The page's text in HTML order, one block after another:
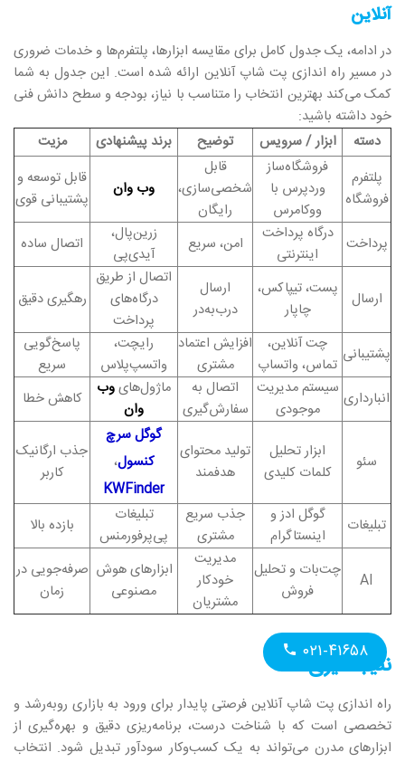
آنلاین
در ادامه، یک جدول کامل برای مقایسه ابزارها، پلتفرم‌ها و خدمات ضروری
در مسیر راه‌ اندازی پت شاپ آنلاین ارائه شده است. این جدول به شما
کمک می‌کند بهترین انتخاب را متناسب با نیاز، بودجه و سطح دانش فنی
خود داشته باشید:
دسته
ابزار / سرویس توضیح برند پیشنهادی
مزیت
پلتفرم
فروشگاه
فروشگاه‌ساز
وردپرس با
ووکامرس
قابل
شخصی‌سازی،
رایگان
وب وان
قابل توسعه و
پشتیبانی قوی
پرداخت
درگاه پرداخت
اینترنتی
امن، سریع
زرین‌پال،
آیدی‌پی
اتصال ساده
ارسال
پست، تیپاکس،
چاپار
ارسال
درب‌به‌در
اتصال از طریق
درگاه‌های
پرداخت
رهگیری دقیق
پشتیبانی
چت آنلاین،
تماس، واتساپ
افزایش اعتماد
مشتری
رایچت،
واتسپ‌پلاس
پاسخ‌گویی
سریع
انبارداری سیستم مدیریت
موجودی
اتصال به
سفارش‌گیری
ماژول‌هایوب
وان
کاهش خطا
سئو
ابزار تحلیل
کلمات کلیدی
تولید محتوای
هدفمند
گوگل سرچ
کنسول،
KWFinder
جذب ارگانیک
کاربر
تبلیغات
گوگل ادز و
اینستاگرام
جذب سریع
مشتری
تبلیغات
پی‌پرفورمنس
بازده بالا
AI
چت‌بات و تحلیل
فروش
مدیریت
خودکار
مشتریان
ابزارهای هوش
مصنوعی
صرفه‌جویی در
زمان
نتیجه‌گیری
راه‌ اندازی پت شاپ آنلاین فرصتی پایدار برای ورود به بازاری رو‌به‌رشد و
تخصصی است که با شناخت درست، برنامه‌ریزی دقیق و بهره‌گیری از
ابزارهای مدرن می‌تواند به یک کسب‌وکار سودآور تبدیل شود. انتخاب
۰۲۱-۴۱۶۵۸